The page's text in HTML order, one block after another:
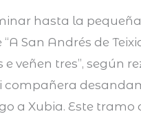
hasta la pequeña
San Andrés de
e veñen tres”, según
compañera
a Xubia. Este tramo